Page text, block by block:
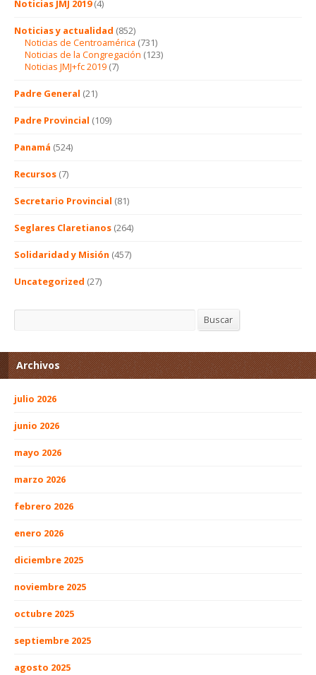
Noticias JMJ 2019(4)
Noticias y actualidad (852)
Noticias de Centroamérica (731)
Noticias de la Congregación (123)
Noticias JMJ+fc 2019 (7)
Padre General (21)
Padre Provincial (109)
Panamá (524)
Recursos (7)
Secretario Provincial (81)
Seglares Claretianos (264)
Solidaridad y Misión (457)
Uncategorized (27)
Buscar
Archivos
julio 2026
junio 2026
mayo 2026
marzo 2026
febrero 2026
enero 2026
diciembre 2025
noviembre 2025
octubre 2025
septiembre 2025
agosto 2025